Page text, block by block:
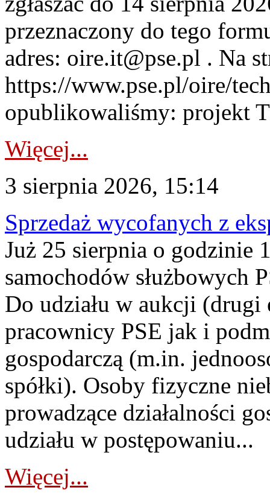
przeznaczony do tego
adres: oire.it@pse.pl . Na
https://www.pse.pl/oire/
opublikowaliśmy: projekt
Więcej...
3 sierpnia 2026, 15:14
Sprzedaż wycofanych z
Już 25 sierpnia o godzinie
samochodów służbowych
Do udziału w aukcji (drugi
pracownicy PSE jak i
gospodarczą (m.in.
spółki). Osoby fizyczne
prowadzące działalności
udziału w postępowaniu...
Więcej...